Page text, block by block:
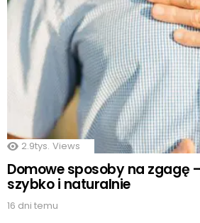
2.9tys. Views
Domowe sposoby na zgagę
szybko i naturalnie
16 dni temu